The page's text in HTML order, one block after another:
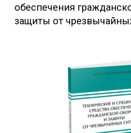
обеспечения
защиты от